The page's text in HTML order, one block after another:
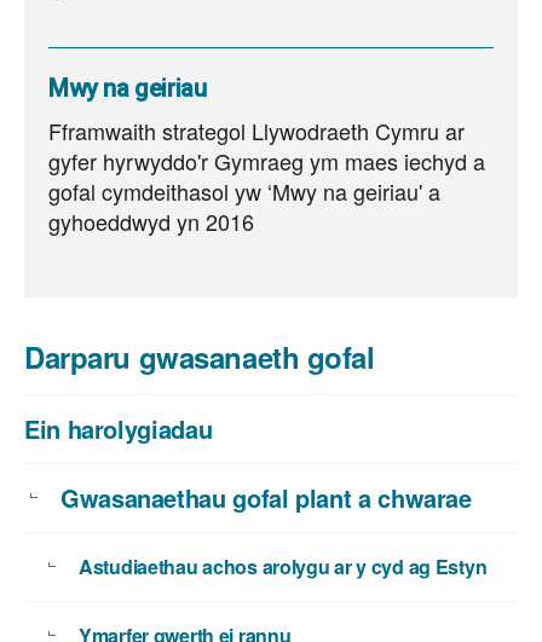
Mwy na geiriau
Fframwaith strategol Llywodraeth Cymru ar
gyfer hyrwyddo'r Gymraeg ym maes iechyd a
gofal cymdeithasol yw ‘Mwy na geiriau' a
gyhoeddwyd yn 2016
Darparu gwasanaeth gofal
Ein harolygiadau
Gwasanaethau gofal plant a chwarae
Astudiaethau achos arolygu ar y cyd ag Estyn
Ymarfer gwerth ei rannu